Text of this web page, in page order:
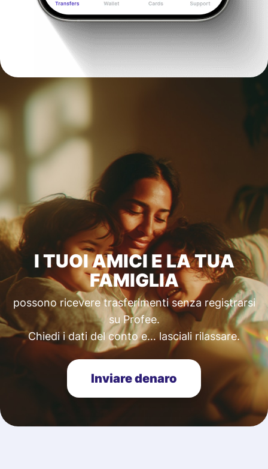
I TUOI AMICI E LA TUA
FAMIGLIA
possono ricevere trasferimenti senza registrarsi
su Profee.
Chiedi i dati del conto e… lasciali rilassare.
Inviare denaro